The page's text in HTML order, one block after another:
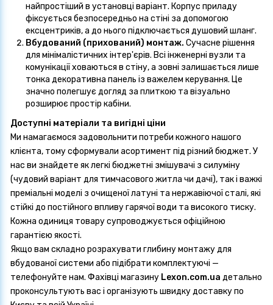
найпростіший в установці варіант. Корпус приладу
фіксується безпосередньо на стіні за допомогою
ексцентриків, а до нього підключається душовий шланг.
Вбудований (прихований) монтаж. Сучасне рішення
для мінімалістичних інтер'єрів. Всі інженерні вузли та
комунікації ховаються в стіну, а зовні залишається лише
тонка декоративна панель із важелем керування. Це
значно полегшує догляд за плиткою та візуально
розширює простір кабіни.
Доступні матеріали та вигідні ціни
Ми намагаємося задовольнити потреби кожного нашого
клієнта, тому сформували асортимент під різний бюджет. У
нас ви знайдете як легкі бюджетні змішувачі з силуміну
(чудовий варіант для тимчасового житла чи дачі), так і важкі
преміальні моделі з очищеної латуні та нержавіючої сталі, які
стійкі до постійного впливу гарячої води та високого тиску.
Кожна одиниця товару супроводжується офіційною
гарантією якості.
Якщо вам складно розрахувати глибину монтажу для
вбудованої системи або підібрати комплектуючі —
телефонуйте нам. Фахівці магазину Lexon.com.ua детально
проконсультують вас і організують швидку доставку по